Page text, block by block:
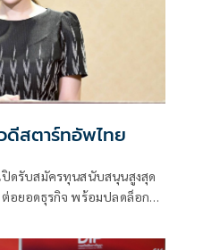
อาดที่ทรงประสิทธิภาพและ
ดีสตาร์ทอัพไทย
ปิดรับสมัครทุนสนับสนุนสูงสุด
อยอดธุรกิจ พร้อมปลดล็อก